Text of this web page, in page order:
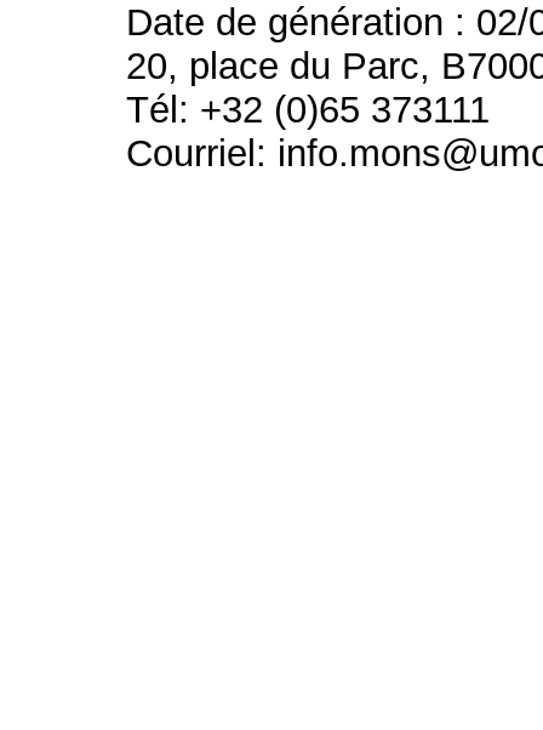
Date de génération : 02/
20, place du Parc,
Tél: +32 (0)65 373111
Courriel: